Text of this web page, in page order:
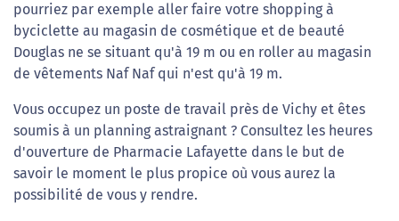
pourriez par exemple aller faire votre shopping à
byciclette au magasin de cosmétique et de beauté
Douglas ne se situant qu'à 19 m ou en roller au magasin
de vêtements Naf Naf qui n'est qu'à 19 m.
Vous occupez un poste de travail près de Vichy et êtes
soumis à un planning astraignant ? Consultez les heures
d'ouverture de Pharmacie Lafayette dans le but de
savoir le moment le plus propice où vous aurez la
possibilité de vous y rendre.